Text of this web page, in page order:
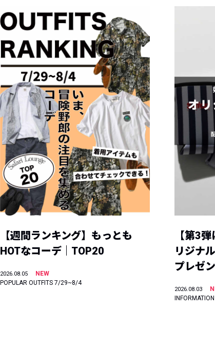
【週間ランキング】もっとも
HOTなコーデ｜TOP20
2026.08.05
NEW
POPULAR OUTFITS 7/29~8/4
【第3
リジナ
プレゼ
2026.08.03
INFORMATION